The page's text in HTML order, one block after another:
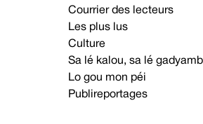
Courrier des lecteurs
Les plus lus
Culture
Sa lé kalou, sa lé gadyamb
Lo gou mon péi
Publireportages